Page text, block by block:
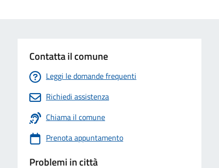
Contatta il comune
Leggi le domande frequenti
Richiedi assistenza
Chiama il comune
Prenota appuntamento
Problemi in città